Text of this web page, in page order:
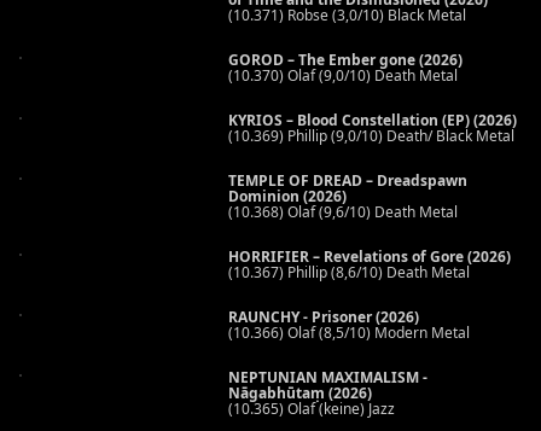
(10.371) Robse (3,0/10) Black Metal
GOROD – The Ember gone (2026)
(10.370) Olaf (9,0/10) Death Metal
KYRIOS – Blood Constellation (EP) (2026)
(10.369) Phillip (9,0/10) Death/ Black Metal
TEMPLE OF DREAD – Dreadspawn
Dominion (2026)
(10.368) Olaf (9,6/10) Death Metal
HORRIFIER – Revelations of Gore (2026)
(10.367) Phillip (8,6/10) Death Metal
RAUNCHY - Prisoner (2026)
(10.366) Olaf (8,5/10) Modern Metal
NEPTUNIAN MAXIMALISM -
Nāgabhūtaṃ (2026)
(10.365) Olaf (keine) Jazz